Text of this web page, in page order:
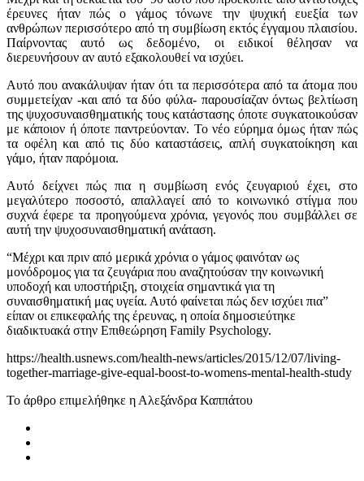
έρευνες ήταν πώς ο γάμος τόνωνε την ψυχική ευεξία των
ανθρώπων περισσότερο από τη συμβίωση εκτός έγγαμου πλαισίου.
Παίρνοντας αυτό ως δεδομένο, οι ειδικοί θέλησαν να
διερευνήσουν αν αυτό εξακολουθεί να ισχύει.
Αυτό που ανακάλυψαν ήταν ότι τα περισσότερα από τα άτομα που
συμμετείχαν -και από τα δύο φύλα- παρουσίαζαν όντως βελτίωση
της ψυχοσυναισθηματικής τους κατάστασης όποτε συγκατοικούσαν
με κάποιον ή όποτε παντρεύονταν. Το νέο εύρημα όμως ήταν πώς
τα οφέλη και από τις δύο καταστάσεις, απλή συγκατοίκηση και
γάμο, ήταν παρόμοια.
Αυτό δείχνει πώς πια η συμβίωση ενός ζευγαριού έχει, στο
μεγαλύτερο ποσοστό, απαλλαγεί από το κοινωνικό στίγμα που
συχνά έφερε τα προηγούμενα χρόνια, γεγονός που συμβάλλει σε
αυτή την ψυχοσυναισθηματική ανάταση.
“Μέχρι και πριν από μερικά χρόνια ο γάμος φαινόταν ως
μονόδρομος για τα ζευγάρια που αναζητούσαν την κοινωνική
υποδοχή και υποστήριξη, στοιχεία σημαντικά για τη
συναισθηματική μας υγεία. Αυτό φαίνεται πώς δεν ισχύει πια”
είπαν οι επικεφαλής της έρευνας, η οποία δημοσιεύτηκε
διαδικτυακά στην Επιθεώρηση Family Psychology.
https://health.usnews.com/health-news/articles/2015/12/07/living-
together-marriage-give-equal-boost-to-womens-mental-health-study
To άρθρο επιμελήθηκε η Αλεξάνδρα Καππάτου